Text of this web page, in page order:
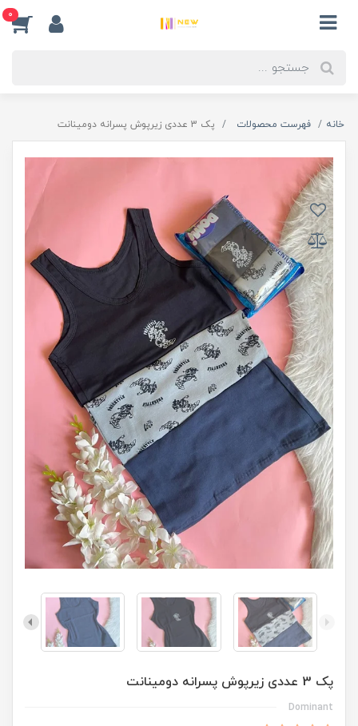
0
خانه فهرست محصولات پک 3 عددی زیرپوش پسرانه دومینانت
پک 3 عددی زیرپوش پسرانه دومینانت
Dominant